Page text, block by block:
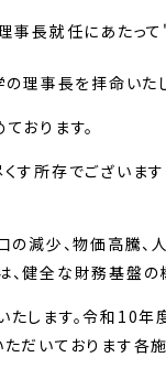
事長就任にあたっ
理事長を拝命いた
おります。
所存でございま
少、物価高騰、
健全な財務基盤の
します。令和10
だいております各